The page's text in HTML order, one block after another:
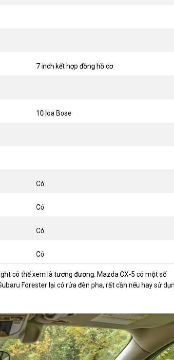
7 inch kết hợp đồng hồ cơ
10 loa Bose
Có
Có
Có
Có
có thể xem là tương đương. Mazda CX-5 có một số
Forester lại có rửa đèn pha, rất cần nếu hay sử